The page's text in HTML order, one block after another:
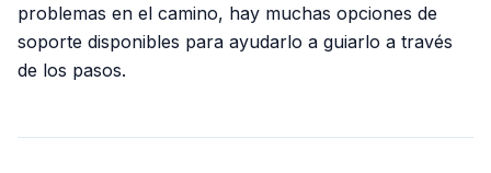
problemas en el camino, hay muchas opciones de
soporte disponibles para ayudarlo a guiarlo a través
de los pasos.